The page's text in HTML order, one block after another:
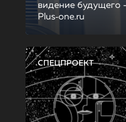
видение будущего
Plus‑one.ru
СПЕЦПРОЕКТ